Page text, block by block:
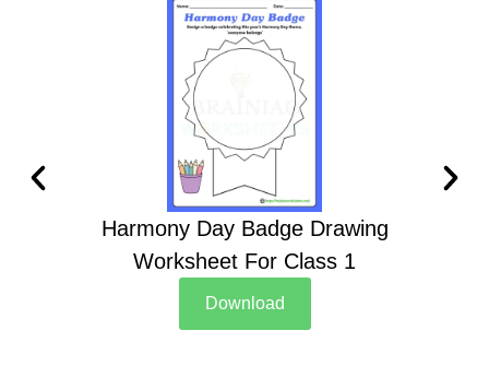
Harmony Day Badge Drawing
Worksheet For Class 1
Download